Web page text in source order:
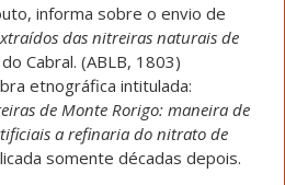
informa sobre o envio de
das nitreiras naturais de
Cabral. (ABLB, 1803)
etnográfica intitulada:
de Monte Rorigo: maneira de
a refinaria do nitrato de
somente décadas depois.